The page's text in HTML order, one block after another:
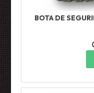
BOTA DE